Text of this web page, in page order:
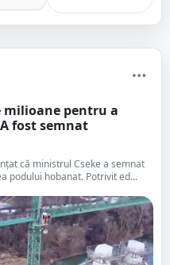
milioane pentru a
fost semnat
că ministrul Cseke a semnat
podului hobanat. Potrivit ed...